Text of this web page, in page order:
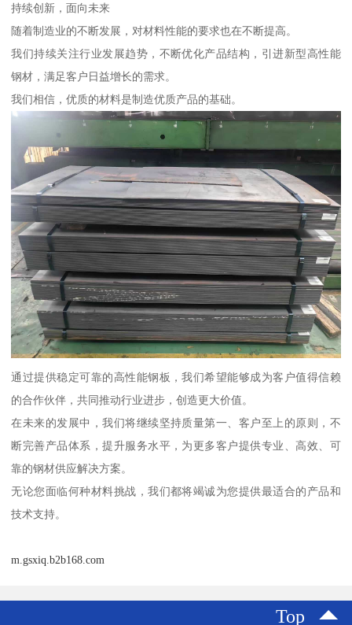
持续创新，面向未来
随着制造业的不断发展，对材料性能的要求也在不断提高。
我们持续关注行业发展趋势，不断优化产品结构，引进新型高性能
钢材，满足客户日益增长的需求。
我们相信，优质的材料是制造优质产品的基础。
通过提供稳定可靠的高性能钢板，我们希望能够成为客户值得信赖
的合作伙伴，共同推动行业进步，创造更大价值。
在未来的发展中，我们将继续坚持质量第一、客户至上的原则，不
断完善产品体系，提升服务水平，为更多客户提供专业、高效、可
靠的钢材供应解决方案。
无论您面临何种材料挑战，我们都将竭诚为您提供最适合的产品和
技术支持。
m.gsxiq.b2b168.com
Top